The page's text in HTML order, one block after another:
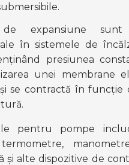
de expansiune sunt
în sistemele de
presiunea
unei membrane
se contractă în funcție
pentru pompe
și alte dispozitive de